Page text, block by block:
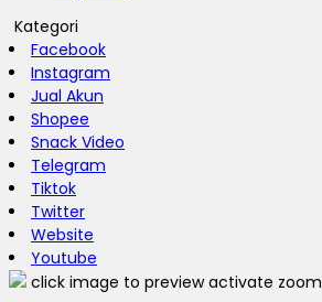
Kategori
Facebook
Instagram
Jual Akun
Shopee
Snack Video
Telegram
Tiktok
Twitter
Website
Youtube
click image to preview activate zoom